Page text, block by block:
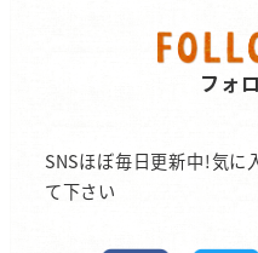
フォ
SNSほぼ毎日更新中!気に
て下さい